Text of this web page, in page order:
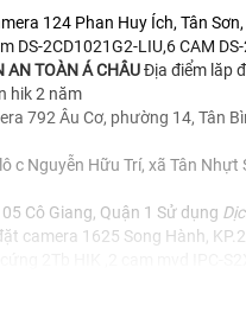
124 Phan Huy Ích, Tân
2CD1021G2-LIU,6 CAM
AN TOÀN Á CHÂUĐịa điểm lăp
hik 2 năm
792 Âu Cơ, phường 14, Tân
c Nguyễn Hữu Trí, xã Tân Nhựt
Cô Giang, Quận 1 Sử dụng
camera 1625 Song Hành,